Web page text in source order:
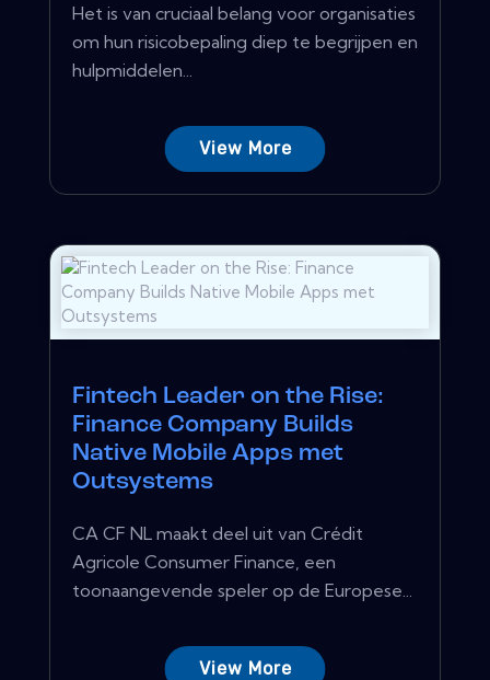
Het is van cruciaal belang voor organisaties
om hun risicobepaling diep te begrijpen en
hulpmiddelen...
View More
Fintech Leader on the Rise:
Finance Company Builds
Native Mobile Apps met
Outsystems
CA CF NL maakt deel uit van Crédit
Agricole Consumer Finance, een
toonaangevende speler op de Europese...
View More